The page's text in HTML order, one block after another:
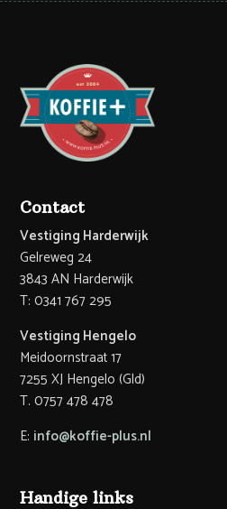
Contact
Vestiging Harderwijk
Gelreweg 24
3843 AN Harderwijk
T: 0341 767 295
Vestiging Hengelo
Meidoornstraat 17
7255 XJ Hengelo (Gld)
T. 0757 478 478
E: info@koffie-plus.nl
Handige links